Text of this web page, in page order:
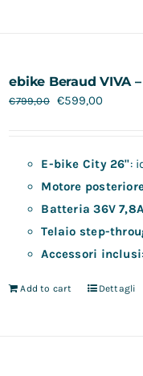
ebike Beraud VIVA
€799,00 €599,00
E-bike City 26":
Motore
Batteria 36V
Telaio step-
Accessori inclusi
Add to cart Dettagli